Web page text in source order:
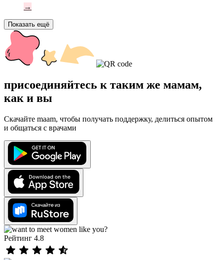
→
Показать ещё
присоединяйтесь к таким же мамам,
как и вы
Скачайте maam, чтобы получать поддержку, делиться опытом
и общаться с врачами
Рейтинг 4.8